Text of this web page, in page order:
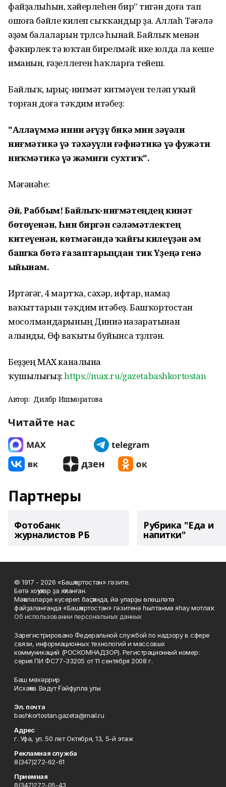
файҙалыһын, хәйерлеһен бир” тигән доға тап
ошоға бәйле килеп сыҡҡандыр ҙа. Аллаһ Тәғәлә
әҙәм балаларын төрлөсә һынай. Байлыҡ менән
фәҡирлек тә юҡтан бирелмәй: ике юлда ла кеше
иманын, ғәҙеллеген һаҡ­ларға тейеш.
Байлыҡ, ырыҫ-ниғмәт китмәүен теләп уҡый
торған доға тәҡдим итәбеҙ:
"Аллаһүммә инни әғүҙү бикә мин зәүәли
ниғмәтикә үә тәхәуүли ғәфиәтикә үә фужәти
ниҡмәтикә үә жәмиғи сухтиҡ".
Мәғәнәһе:
Әй, Раббым! Байлыҡ-ниғмәтеңдең кинәт
бөтөүенән, Һин биргән сәләмәтлектең
китеүенән, көтмәгәндә ҡайғы килеүҙән һәм
башҡа бөтә ғазаптарыңдан тик Үҙеңә генә
һыйынам.
Иртәгәг, 4 мартҡа, сәхәр, ифтар, намаҙ
ваҡыттарын тәҡдим итәбеҙ. Башҡортостан
мосолмандарының Диниә назаратынан
алынды, Өфө ваҡыты буйынса төҙөлгән.
Беҙҙең МАХ каналына
ҡушылығыҙ:https://max.ru/gazetabashkortostan
Автор: Дилбәр Ишморатова
Читайте нас
Партнеры
Фотобанк
журналистов РБ
Рубрика "Еда и
напитки"
© 1917 - 2026 «Башҡортостан» гәзите.
Бөтә хоҡуҡтар ҙа яҡланған.
Мәҡәләләрҙе күсереп баҫҡанда, йә уларҙы өлөшләтә
файҙаланғанда «Башҡортостан» гәзитенә һылтанма яһау мотлаҡ.
Об использовании персональных данных
Зарегистрировано Федеральной службой по надзору в сфере
связи, информационных технологий и массовых
коммуникаций (РОСКОМНАДЗОР). Регистрационный номер:
серия ПИ ФС77-33205 от 11 сентября 2008 г.
Баш мөхәррир
Исхаҡов Вәдүт Ғәйфулла улы
Эл. почта
bashkortostan.gazeta@mail.ru
Адрес
г. Уфа, ул. 50 лет Октября, 13, 5-й этаж
Рекламная служба
8(347)272-62-61
Приемная
8(347)272-05-43